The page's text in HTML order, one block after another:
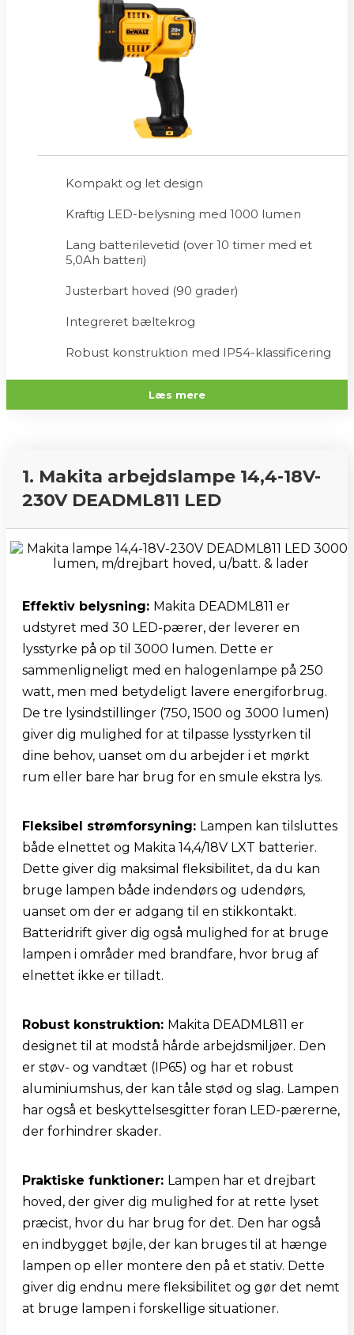
Kompakt og let design
Kraftig LED-belysning med 1000 lumen
Lang batterilevetid (over 10 timer med et
5,0Ah batteri)
Justerbart hoved (90 grader)
Integreret bæltekrog
Robust konstruktion med IP54-klassificering
Læs mere
1. Makita arbejdslampe 14,4-18V-
230V DEADML811 LED
Effektiv belysning: Makita DEADML811 er
udstyret med 30 LED-pærer, der leverer en
lysstyrke på op til 3000 lumen. Dette er
sammenligneligt med en halogenlampe på 250
watt, men med betydeligt lavere energiforbrug.
De tre lysindstillinger (750, 1500 og 3000 lumen)
giver dig mulighed for at tilpasse lysstyrken til
dine behov, uanset om du arbejder i et mørkt
rum eller bare har brug for en smule ekstra lys.
Fleksibel strømforsyning: Lampen kan tilsluttes
både elnettet og Makita 14,4/18V LXT batterier.
Dette giver dig maksimal fleksibilitet, da du kan
bruge lampen både indendørs og udendørs,
uanset om der er adgang til en stikkontakt.
Batteridrift giver dig også mulighed for at bruge
lampen i områder med brandfare, hvor brug af
elnettet ikke er tilladt.
Robust konstruktion: Makita DEADML811 er
designet til at modstå hårde arbejdsmiljøer. Den
er støv- og vandtæt (IP65) og har et robust
aluminiumshus, der kan tåle stød og slag. Lampen
har også et beskyttelsesgitter foran LED-pærerne,
der forhindrer skader.
Praktiske funktioner: Lampen har et drejbart
hoved, der giver dig mulighed for at rette lyset
præcist, hvor du har brug for det. Den har også
en indbygget bøjle, der kan bruges til at hænge
lampen op eller montere den på et stativ. Dette
giver dig endnu mere fleksibilitet og gør det nemt
at bruge lampen i forskellige situationer.